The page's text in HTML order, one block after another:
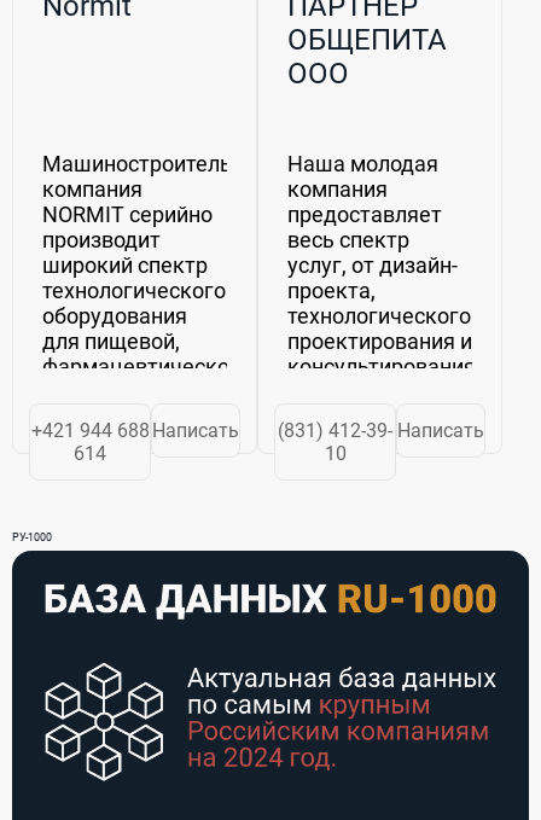
Машиностроительная
компания
NORMIT серийно
производит
широкий спектр
технологического
оборудования
для пищевой,
фармацевтической,
химической,
строительной и
других видов
предприятий в
+421 944 688
614
Написать
ОБЩЕПИТА
ООО
Наша молодая
компания
предоставляет
весь спектр
услуг, от дизайн-
проекта,
технологического
проектирования и
консультирования
общественного
питания и
торговли до
профессионального
мебели, посуды и
...
(831) 412-39-
10
Написать
РУ-1000